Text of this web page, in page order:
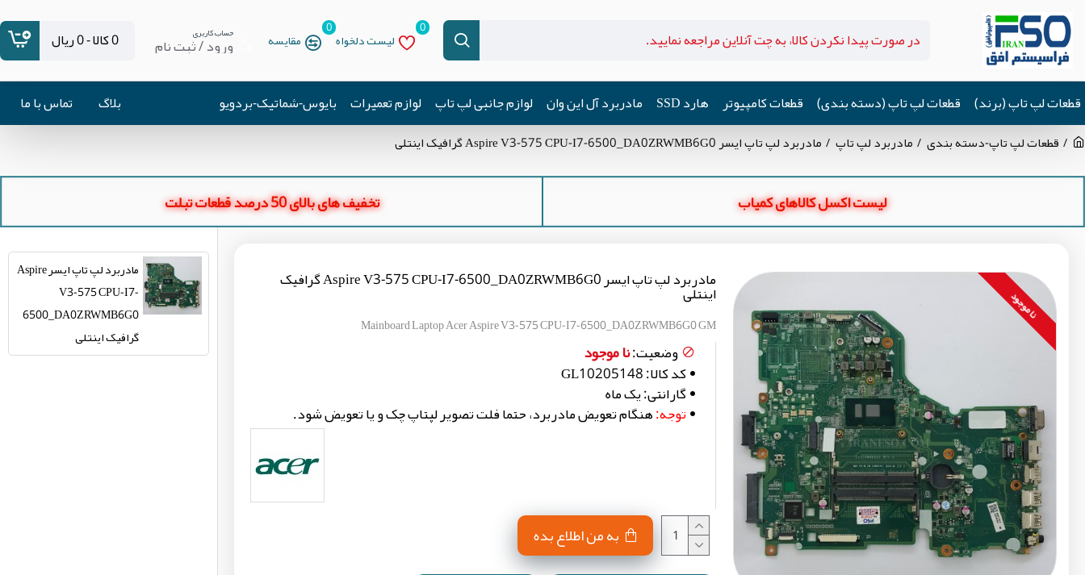
لیست دلخواه
0
مقایسه
0 حساب کاربری
ورود / ثبت نام 0 کالا - 0 ریال
قطعات لپ تاپ (برند) قطعات لپ تاپ (دسته بندی) قطعات کامپیوتر هارد SSD مادربرد آل این وان لوازم جانبی لپ تاپ لوازم تعمیرات بایوس-شماتیک-بردویو بلاگ تماس با ما
قطعات لپ تاپ-دسته بندی مادربرد لپ تاپ مادربرد لپ تاپ ایسر Aspire V3-575 CPU-I7-6500_DA0ZRWMB6G0 گرافیک اینتلی
لیست اکسل کالاهای کمیاب تخفیف های بالای 50 درصد قطعات تبلت
نا موجود
مادربرد لپ تاپ ایسر Aspire V3-575 CPU-I7-6500_DA0ZRWMB6G0 گرافیک
اینتلی
Mainboard Laptop Acer Aspire V3-575 CPU-I7-6500_DA0ZRWMB6G0 GM
وضعیت:نا موجود
کد کالا:GL10205148
گارانتی:یک ماه
توجه:هنگام تعویض مادربرد، حتما فلت تصویر لپتاپ چک و یا تعویض شود.
به من اطلاع بده
مادربرد لپ تاپ ایسر Aspire
V3-575 CPU-I7-
6500_DA0ZRWMB6G0
گرافیک اینتلی